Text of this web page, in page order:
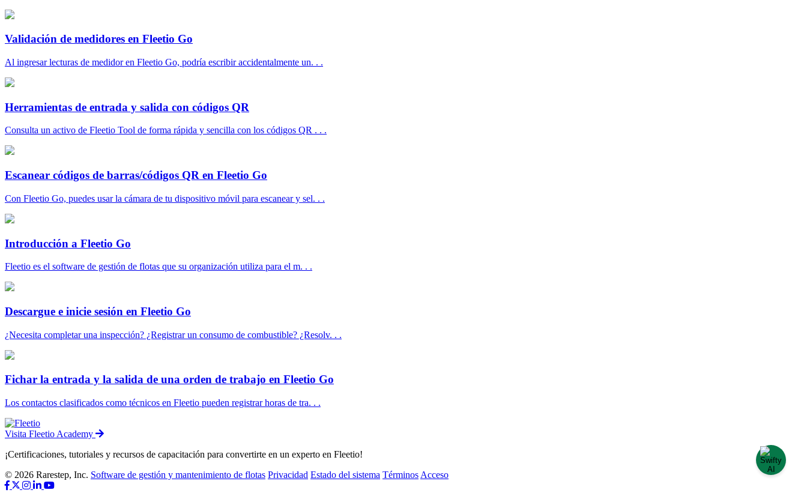
Validación de medidores en Fleetio Go
Al ingresar lecturas de medidor en Fleetio Go, podría escribir accidentalmente un. . .
Herramientas de entrada y salida con códigos QR
Consulta un activo de Fleetio Tool de forma rápida y sencilla con los códigos QR . . .
Escanear códigos de barras/códigos QR en Fleetio Go
Con Fleetio Go, puedes usar la cámara de tu dispositivo móvil para escanear y sel. . .
Introducción a Fleetio Go
Fleetio es el software de gestión de flotas que su organización utiliza para el m. . .
Descargue e inicie sesión en Fleetio Go
¿Necesita completar una inspección? ¿Registrar un consumo de combustible? ¿Resolv. . .
Fichar la entrada y la salida de una orden de trabajo en Fleetio Go
Los contactos clasificados como técnicos en Fleetio pueden registrar horas de tra. . .
Visita Fleetio Academy
¡Certificaciones, tutoriales y recursos de capacitación para convertirte en un experto en Fleetio!
© 2026 Rarestep, Inc. Software de gestión y mantenimiento de flotas Privacidad Estado del sistema Términos Acceso